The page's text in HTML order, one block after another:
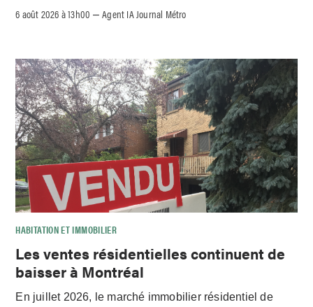
6 août 2026 à 13h00 –Agent IA Journal Métro
HABITATION ET IMMOBILIER
Les ventes résidentielles continuent de
baisser à Montréal
En juillet 2026, le marché immobilier résidentiel de